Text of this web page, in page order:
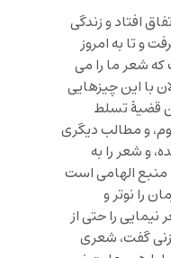
افتاد و زندگی
و تا به امروز
شعر ما را می
با این چیزهایی
قضیۀ تسلط
و مطالب دیگری
و شعر را به
منبع الهامی است
را نوتر و
را حتی از
گفت، شعری